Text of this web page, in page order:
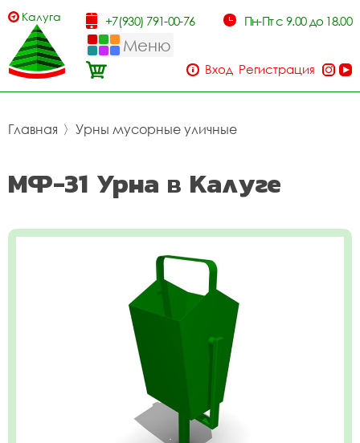
Калуга +7(930) 791-00-76 Пн-Пт с 9.00 до 18.00
Меню
Вход Регистрация
Главная 〉 Урны мусорные уличные
МФ-31 Урна в Калуге